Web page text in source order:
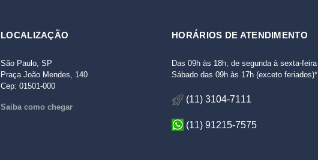
LOCALIZAÇÃO
São Paulo, SP
Praça João Mendes, 140
Cep: 01501-000
Saiba como chegar
HORÁRIOS DE ATENDIMENTO
Das 09h às 18h, de segunda à sexta-feira
Sábado das 09h às 17h (exceto feriados)*
(11) 3104-7111
(11) 91215-7575